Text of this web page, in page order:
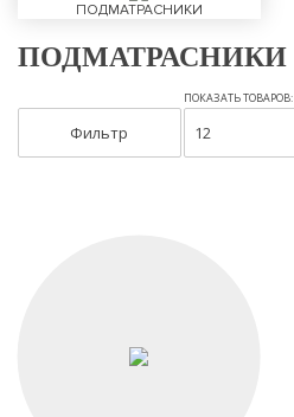
ПОДМАТРАСНИКИ
ПОДМАТРАСНИКИ
Фильтр
ПОКАЗАТЬ ТОВАРОВ:
12